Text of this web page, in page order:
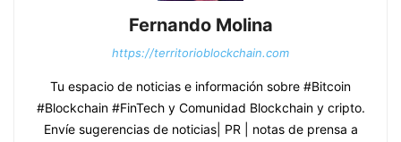
Fernando Molina
https://territorioblockchain.com
Tu espacio de noticias e información sobre #Bitcoin
#Blockchain #FinTech y Comunidad Blockchain y cripto.
Envíe sugerencias de noticias| PR | notas de prensa a